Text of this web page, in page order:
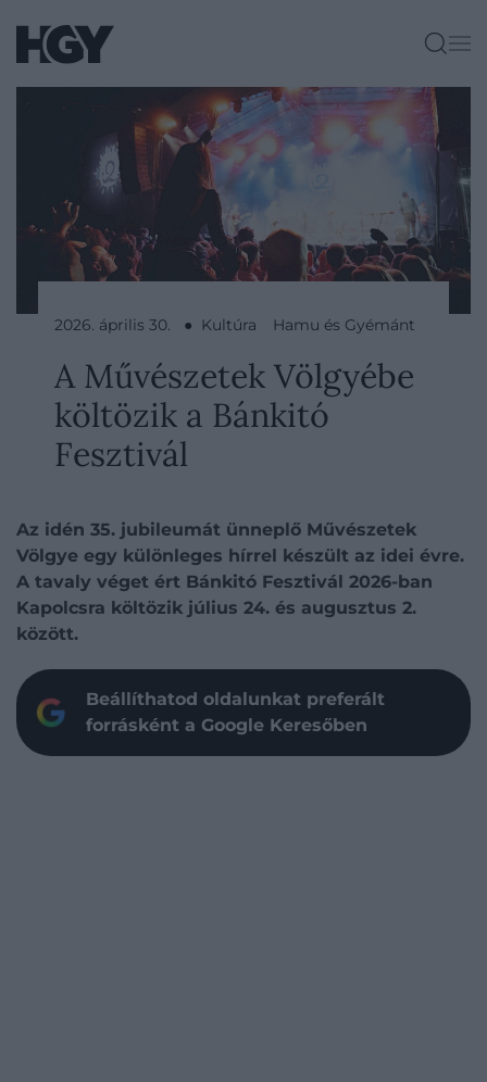
2026. április 30. ● Kultúra Hamu és Gyémánt
A Művészetek Völgyébe
költözik a Bánkitó
Fesztivál
Az idén 35. jubileumát ünneplő Művészetek
Völgye egy különleges hírrel készült az idei évre.
A tavaly véget ért Bánkitó Fesztivál 2026-ban
Kapolcsra költözik július 24. és augusztus 2.
között.
Beállíthatod oldalunkat preferált
forrásként a Google Keresőben